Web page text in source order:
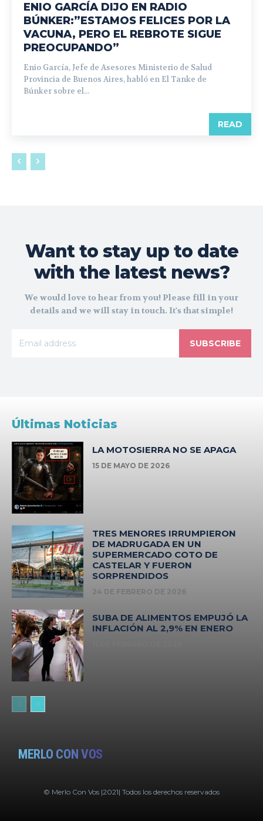
ENIO GARCÍA DIJO EN RADIO
BÚNKER:”ESTAMOS FELICES POR LA
VACUNA, PERO EL REBROTE SIGUE
PREOCUPANDO”
Enio García, Jefe de Asesores Ministerio de Salud
Provincia de Buenos Aires, habló en El Tanke de
Búnker sobre el...
READ
Want to stay up to date
with the latest news?
We would love to hear from you! Please fill in your
details and we will stay in touch. It's that simple!
SUBSCRIBE
Últimas Noticias
LA MOTOSIERRA NO SE APAGA
15 DE MAYO DE 2026
TRES MENORES IRRUMPIERON
DE MADRUGADA EN UN
SUPERMERCADO COTO DE
CASTELAR Y FUERON
SORPRENDIDOS
24 DE FEBRERO DE 2026
SUBA DE ALIMENTOS EMPUJÓ LA
INFLACIÓN AL 2,9% EN ENERO
MERLO CON VOS
© Merlo Con Vos |2021| Todos los derechos reservados